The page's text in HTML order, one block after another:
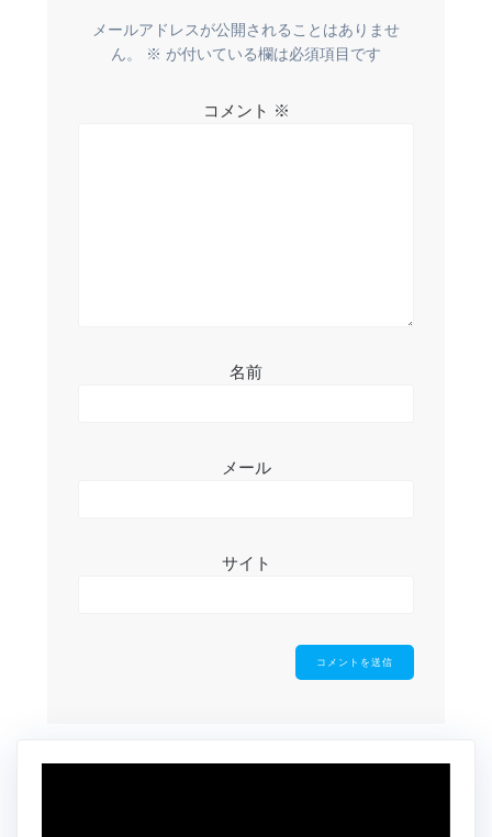
メールアドレスが公開されることはありませ
ん。
※ が付いている欄は必須項目です
コメント ※
名前
メール
サイト